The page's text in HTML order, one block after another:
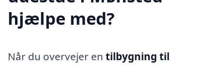
hjælpe med?
Når du overvejer en tilbygning til